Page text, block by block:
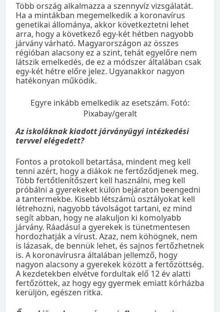
Több ország alkalmazza a szennyvíz vizsgálatát.
Ha a mintákban megemelkedik a koronavírus
genetikai állománya, akkor következtetni lehet
arra, hogy a következő egy-két hétben nagyobb
járvány várható. Magyarországon az összes
régióban alacsony ez a szint, tehát egyelőre nem
látszik emelkedés, de ez a módszer általában csak
egy-két hétre előre jelez. Ugyanakkor nagyon
hatékonyan működik.
Egyre inkább emelkedik az esetszám. Fotó:
Pixabay/geralt
Az iskoláknak kiadott járványügyi intézkedési
tervvel elégedett?
Fontos a protokoll betartása, mindent meg kell
tenni azért, hogy a diákok ne fertőződjenek meg.
Több fertőtlenítőszert kell használni, meg kell
próbálni a gyerekeket külön bejáraton beengedni
a tantermekbe. Kisebb létszámú osztályokat kell
létrehozni, nagyobb távolságot tartani, ez mind
segít abban, hogy ne alakuljon ki komolyabb
járvány. Ráadásul a gyerekek is tünetmentesen
hordozhatják a vírust. Azaz, nem köhögnek, nem
is lázasak, de bennük lehet, és sajnos fertőzhetnek
is. A koronavírusra általában jellemző, hogy
nagyon alacsony a gyerekek között a fertőzöttség.
A kezdetekben elvétve fordultak elő 12 év alatti
fertőzöttek, az hogy egy gyermek emiatt kórházba
kerüljön, egészen ritka.